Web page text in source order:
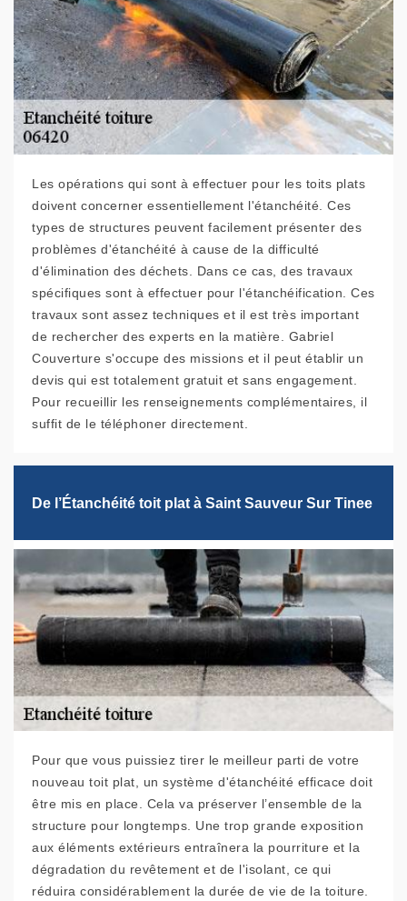
Les opérations qui sont à effectuer pour les toits plats
doivent concerner essentiellement l'étanchéité. Ces
types de structures peuvent facilement présenter des
problèmes d'étanchéité à cause de la difficulté
d'élimination des déchets. Dans ce cas, des travaux
spécifiques sont à effectuer pour l'étanchéification. Ces
travaux sont assez techniques et il est très important
de rechercher des experts en la matière. Gabriel
Couverture s'occupe des missions et il peut établir un
devis qui est totalement gratuit et sans engagement.
Pour recueillir les renseignements complémentaires, il
suffit de le téléphoner directement.
De l’Étanchéité toit plat à Saint Sauveur Sur Tinee
Pour que vous puissiez tirer le meilleur parti de votre
nouveau toit plat, un système d'étanchéité efficace doit
être mis en place. Cela va préserver l’ensemble de la
structure pour longtemps. Une trop grande exposition
aux éléments extérieurs entraînera la pourriture et la
dégradation du revêtement et de l'isolant, ce qui
réduira considérablement la durée de vie de la toiture.